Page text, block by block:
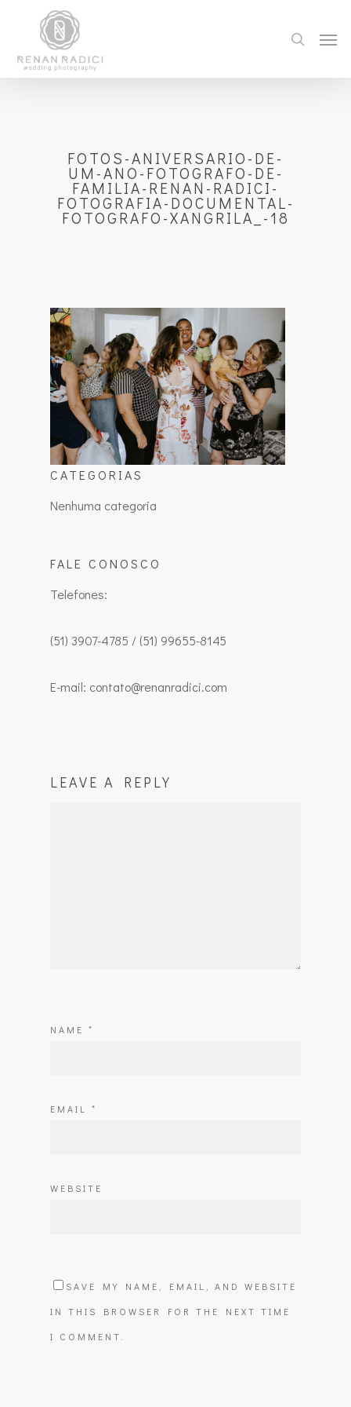
FOTOS-ANIVERSARIO-DE-
UM-ANO-FOTOGRAFO-DE-
FAMILIA-RENAN-RADICI-
FOTOGRAFIA-DOCUMENTAL-
FOTOGRAFO-XANGRILA_-18
CATEGORIAS
Nenhuma categoria
FALE CONOSCO
Telefones:
(51) 3907-4785 / (51) 99655-8145
E-mail: contato@renanradici.com
LEAVE A REPLY
NAME *
EMAIL *
WEBSITE
SAVE MY NAME, EMAIL, AND WEBSITE
IN THIS BROWSER FOR THE NEXT TIME
I COMMENT.